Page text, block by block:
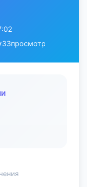
33просмотр